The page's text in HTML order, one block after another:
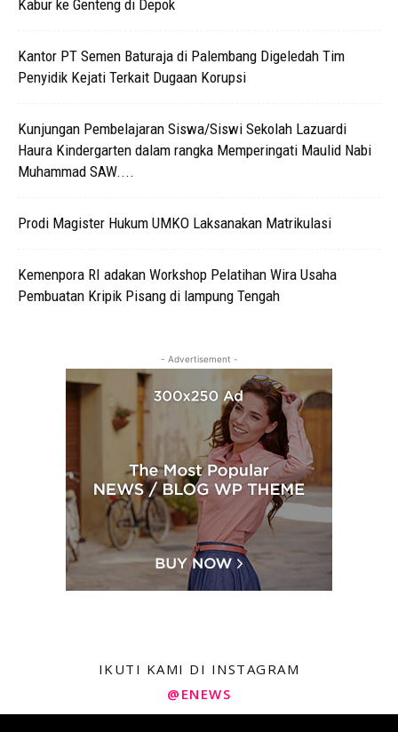
Kabur ke Genteng di Depok
Kantor PT Semen Baturaja di Palembang Digeledah Tim
Penyidik Kejati Terkait Dugaan Korupsi
Kunjungan Pembelajaran Siswa/Siswi Sekolah Lazuardi
Haura Kindergarten dalam rangka Memperingati Maulid Nabi
Muhammad SAW....
Prodi Magister Hukum UMKO Laksanakan Matrikulasi
Kemenpora RI adakan Workshop Pelatihan Wira Usaha
Pembuatan Kripik Pisang di lampung Tengah
- Advertisement -
IKUTI KAMI DI INSTAGRAM
@ENEWS